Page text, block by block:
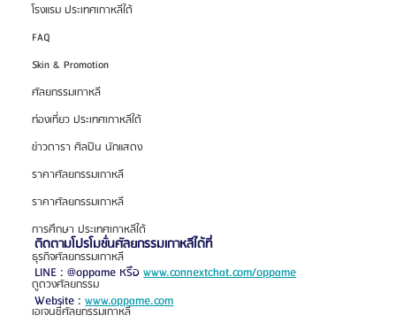
โรงแรม ประเทศเกาหลีใต้
FAQ
Skin & Promotion
ศัลยกรรมเกาหลี
ท่องเที่ยว ประเทศเกาหลีใต้
ข่าวดารา ศิลปิน นักแสดง
ราคาศัลยกรรมเกาหลี
ราคาศัลยกรรมเกาหลี
การศึกษา ประเทศเกาหลีใต้
ธุรกิจศัลยกรรมเกาหลี
ดูดวงศัลยกรรม
เอเจนซี่ศัลยกรรมเกาหลี
ติดตามโปรโมชั่นศัลยกรรมเกาหลีได้ที่
LINE : @oppame หรือ www.connextchat.com/oppame
Website : www.oppame.com